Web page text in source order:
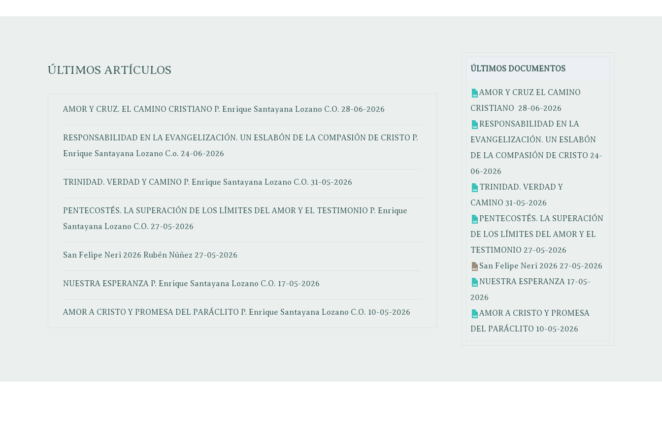
ÚLTIMOS ARTÍCULOS
AMOR Y CRUZ. EL CAMINO CRISTIANO P. Enrique Santayana Lozano C.O. 28-06-2026
RESPONSABILIDAD EN LA EVANGELIZACIÓN. UN ESLABÓN DE LA COMPASIÓN DE CRISTO P.
Enrique Santayana Lozano C.o. 24-06-2026
TRINIDAD. VERDAD Y CAMINO P. Enrique Santayana Lozano C.O.31-05-2026
PENTECOSTÉS. LA SUPERACIÓN DE LOS LÍMITES DEL AMOR Y EL TESTIMONIO P. Enrique
Santayana Lozano C.O. 27-05-2026
San Felipe Neri 2026 Rubén Núñez 27-05-2026
NUESTRA ESPERANZA P. Enrique Santayana Lozano C.O. 17-05-2026
AMOR A CRISTO Y PROMESA DEL PARÁCLITO P. Enrique Santayana Lozano C.O. 10-05-2026
ÚLTIMOS DOCUMENTOS
AMOR Y CRUZ EL CAMINO
CRISTIANO 28-06-2026
RESPONSABILIDAD EN LA
EVANGELIZACIÓN. UN ESLABÓN
DE LA COMPASIÓN DE CRISTO 24-
06-2026
TRINIDAD. VERDAD Y
CAMINO 31-05-2026
PENTECOSTÉS. LA SUPERACIÓN
DE LOS LÍMITES DEL AMOR Y EL
TESTIMONIO 27-05-2026
San Felipe Neri 2026 27-05-2026
NUESTRA ESPERANZA 17-05-
2026
AMOR A CRISTO Y PROMESA
DEL PARÁCLITO 10-05-2026